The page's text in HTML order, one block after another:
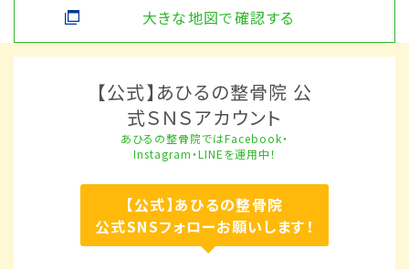
大きな地図で確認する
【公式】あひるの整骨院 公
式ＳＮＳアカウント
あひるの整骨院ではFacebook・
Instagram・LINEを運用中！
【公式】あひるの整骨院
公式SNSフォローお願いします！